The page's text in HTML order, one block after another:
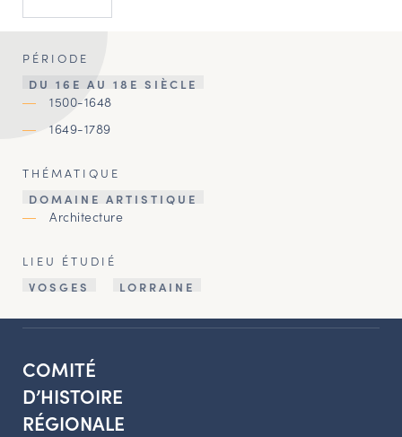
PÉRIODE
DU 16E AU 18E SIÈCLE
1500-1648
1649-1789
THÉMATIQUE
DOMAINE ARTISTIQUE
Architecture
LIEU ÉTUDIÉ
VOSGES
LORRAINE
COMITÉ
D’HISTOIRE
RÉGIONALE